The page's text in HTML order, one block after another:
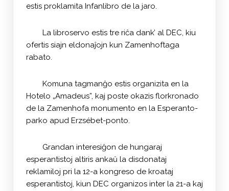
estis proklamita Infanlibro de la jaro.
La libroservo estis tre riĉa dank’ al DEC, kiu
ofertis siajn eldonaĵojn kun Zamenhoftaga
rabato.
Komuna tagmanĝo estis organizita en la
Hotelo „Amadeus”, kaj poste okazis florkronado
de la Zamenhofa monumento en la Esperanto-
parko apud Erzsébet-ponto.
Grandan interesiĝon de hungaraj
esperantistoj altiris ankaŭ la disdonataj
reklamiloj pri la 12-a kongreso de kroataj
esperantistoj, kiun DEC organizos inter la 21-a kaj